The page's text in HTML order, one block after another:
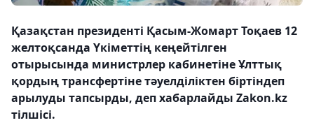
Қазақстан президенті Қасым-Жомарт Тоқаев 12
желтоқсанда Үкіметтің кеңейтілген
отырысында министрлер кабинетіне Ұлттық
қордың трансфертіне тәуелділіктен біртіндеп
арылуды тапсырды, деп хабарлайды Zakon.kz
тілшісі.